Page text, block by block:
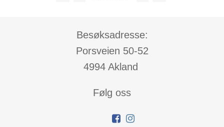
Besøksadresse:
Porsveien 50-52
4994 Akland
Følg oss